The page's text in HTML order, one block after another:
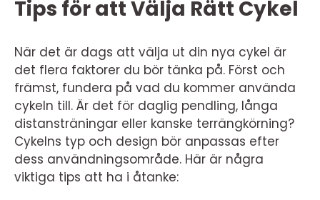
Tips för att Välja Rätt Cykel
När det är dags att välja ut din nya cykel är
det flera faktorer du bör tänka på. Först och
främst, fundera på vad du kommer använda
cykeln till. Är det för daglig pendling, långa
distansträningar eller kanske terrängkörning?
Cykelns typ och design bör anpassas efter
dess användningsområde. Här är några
viktiga tips att ha i åtanke: